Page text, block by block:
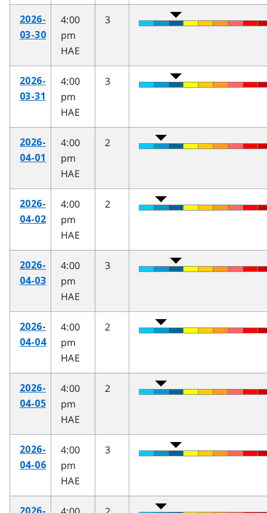
2026-
03-30
4:00
pm
HAE
3
2026-
03-31
4:00
pm
HAE
3
2026-
04-01
4:00
pm
HAE
2
2026-
04-02
4:00
pm
HAE
2
2026-
04-03
4:00
pm
HAE
3
2026-
04-04
4:00
pm
HAE
2
2026-
04-05
4:00
pm
HAE
2
2026-
04-06
4:00
pm
HAE
3